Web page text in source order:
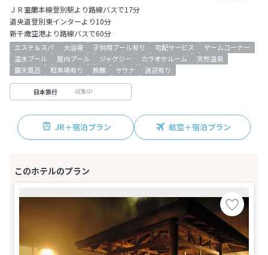
ＪＲ室蘭本線登別駅より路線バスで17分
道央道登別東インターより10分
新千歳空港より路線バスで60分
エステ＆スパ 大浴場 子供用プール有り 宅配サービス
ゲームコーナー
温水プール
屋内プール ジャグジー カラオケルーム
天然温泉
露天風呂
駐車場有り 旅館 サウナ 送迎有り
日本旅行 収集中
JR＋宿泊プラン 航空＋宿泊プラン